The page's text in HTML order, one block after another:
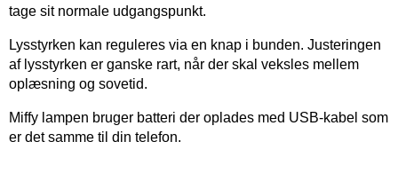
tage sit normale udgangspunkt.
Lysstyrken kan reguleres via en knap i bunden. Justeringen
af lysstyrken er ganske rart, når der skal veksles mellem
oplæsning og sovetid.
Miffy lampen bruger batteri der oplades med USB-kabel som
er det samme til din telefon.